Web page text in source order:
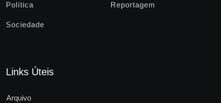
Política Reportagem
Sociedade
Links Úteis
Arquivo